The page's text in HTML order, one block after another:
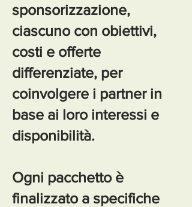
sponsorizzazione,
ciascuno con obiettivi,
costi e offerte
differenziate, per
coinvolgere i partner in
base ai loro interessi e
disponibilità.
Ogni pacchetto è
finalizzato a specifiche